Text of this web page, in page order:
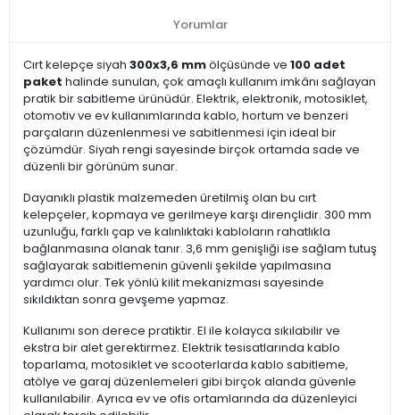
Yorumlar
Cırt kelepçe siyah 300x3,6 mmölçüsünde ve 100 adet
paket halinde sunulan, çok amaçlı kullanım imkânı sağlayan
pratik bir sabitleme ürünüdür. Elektrik, elektronik, motosiklet,
otomotiv ve ev kullanımlarında kablo, hortum ve benzeri
parçaların düzenlenmesi ve sabitlenmesi için ideal bir
çözümdür. Siyah rengi sayesinde birçok ortamda sade ve
düzenli bir görünüm sunar.
Dayanıklı plastik malzemeden üretilmiş olan bu cırt
kelepçeler, kopmaya ve gerilmeye karşı dirençlidir. 300 mm
uzunluğu, farklı çap ve kalınlıktaki kabloların rahatlıkla
bağlanmasına olanak tanır. 3,6 mm genişliği ise sağlam tutuş
sağlayarak sabitlemenin güvenli şekilde yapılmasına
yardımcı olur. Tek yönlü kilit mekanizması sayesinde
sıkıldıktan sonra gevşeme yapmaz.
Kullanımı son derece pratiktir. El ile kolayca sıkılabilir ve
ekstra bir alet gerektirmez. Elektrik tesisatlarında kablo
toparlama, motosiklet ve scooterlarda kablo sabitleme,
atölye ve garaj düzenlemeleri gibi birçok alanda güvenle
kullanılabilir. Ayrıca ev ve ofis ortamlarında da düzenleyici